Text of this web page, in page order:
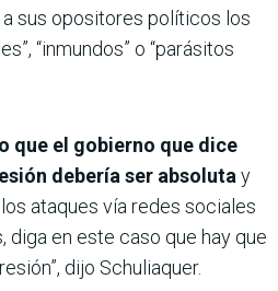
a sus opositores políticos los
“inmundos” o “parásitos
que el gobierno que dice
debería ser absolutay
ataques vía redes sociales
diga en este caso que hay que
dijo Schuliaquer.